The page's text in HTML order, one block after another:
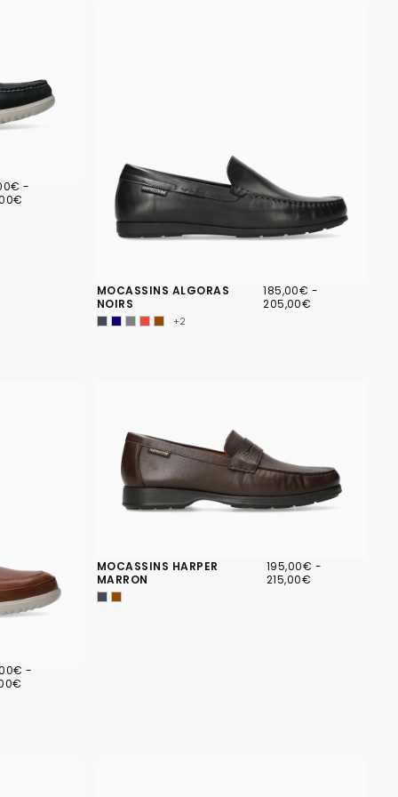
-
MOCASSINS ALGORAS
NOIRS
185,00€
PRIX
MINIMUM
185,00€ -
205,00€
+2
-
MOCASSINS HARPER
MARRON
195,00€
PRIX
MINIMUM
195,00€ -
215,00€